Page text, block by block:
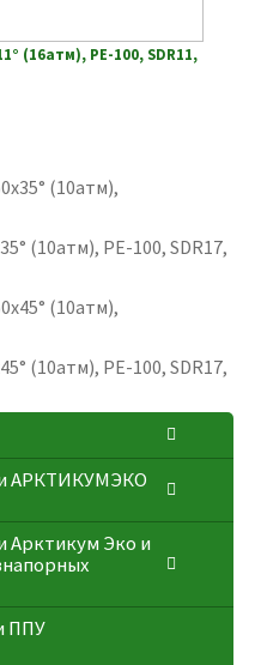
(16атм), РЕ-100, SDR11,
(10атм), РЕ-100, SDR17,
(10атм), РЕ-100, SDR17,
АРКТИКУМЭКО
Арктикум Эко и
ППУ